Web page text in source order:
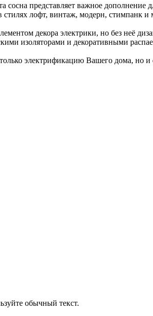
сосна представляет важное
стилях лофт, винтаж, модерн, стимпанк
декора электрики, но без неё
изоляторами и декоративными
электрификацию Вашего дома, но и
обычный текст.